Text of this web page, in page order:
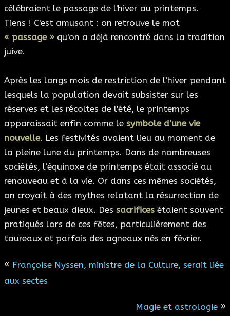
célébraient le passage de l'hiver au printemps.
Tiens ! C'est amusant : on retrouve le mot
« passage » qu'on a déjà rencontré dans la tradition
juive.
Après les longs mois de restriction de l’hiver pendant
lesquels la population devait subsister sur les
réserves et les récoltes de l'été, le printemps
apparaissait enfin comme le symbole d’une vie
nouvelle. Les festivités avaient lieu au moment de
la pleine lune du printemps. Dans de nombreuses
sociétés, l’équinoxe de printemps était associé au
renouveau et à la vie. Or dans ces mêmes sociétés,
on croyait à des mythes relatant la résurrection de
jeunes et beaux dieux. Des sacrifices étaient souvent
pratiqués lors de ces fêtes, particulièrement des
taureaux et parfois des agneaux nés en février.
« Françoise Nyssen, ministre de la Culture, serait liée
aux sectes
Magie et astrologie »